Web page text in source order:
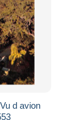
d avion